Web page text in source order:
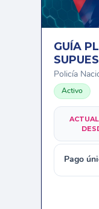
GUÍA
Policía
Activo
Pago